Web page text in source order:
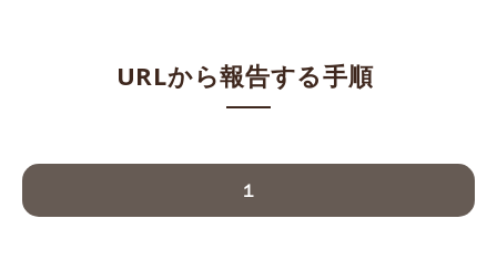
URLから報告する手順
１